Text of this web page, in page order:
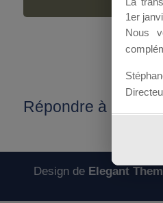
Répondre à :
Design de Elegant
1er
Nous